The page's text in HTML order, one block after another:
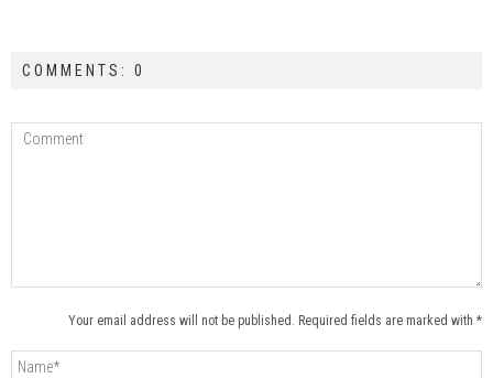
COMMENTS: 0
Your email address will not be published. Required fields are marked with *